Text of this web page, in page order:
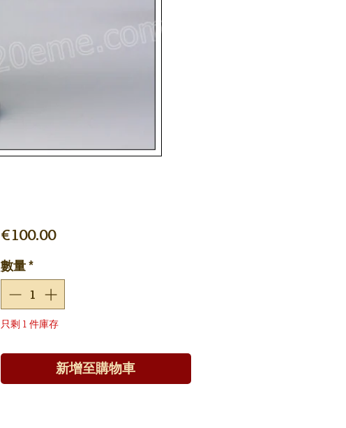
€100.00價
數量*
只剩 1 件庫存
新增至購物車